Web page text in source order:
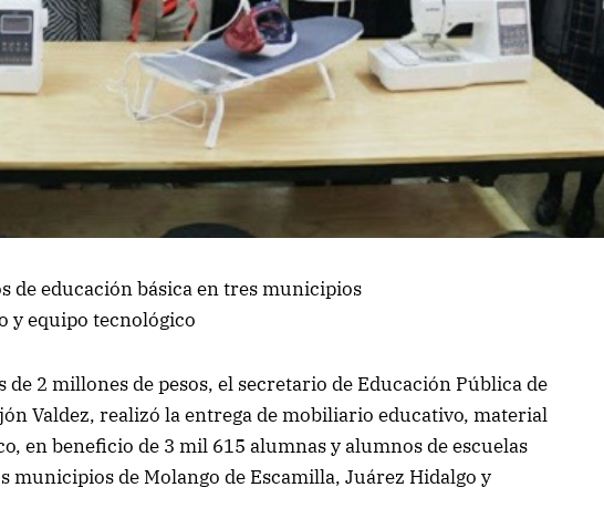
de educación básica en tres municipios
equipo tecnológico
de 2 millones de pesos, el secretario de Educación Pública de
Valdez, realizó la entrega de mobiliario educativo, material
en beneficio de 3 mil 615 alumnas y alumnos de escuelas
municipios de Molango de Escamilla, Juárez Hidalgo y